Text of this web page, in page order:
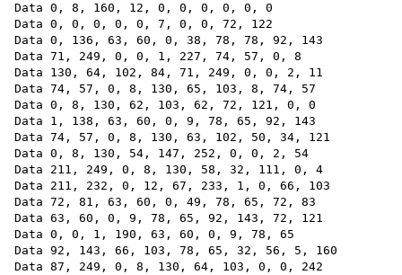
Data 0, 8, 160, 12, 0, 0, 0, 0, 0, 0
Data 0, 0, 0, 0, 0, 7, 0, 0, 72, 122
Data 0, 136, 63, 60, 0, 38, 78, 78, 92, 143
Data 71, 249, 0, 0, 1, 227, 74, 57, 0, 8
Data 130, 64, 102, 84, 71, 249, 0, 0, 2, 11
Data 74, 57, 0, 8, 130, 65, 103, 8, 74, 57
Data 0, 8, 130, 62, 103, 62, 72, 121, 0, 0
Data 1, 138, 63, 60, 0, 9, 78, 65, 92, 143
Data 74, 57, 0, 8, 130, 63, 102, 50, 34, 121
Data 0, 8, 130, 54, 147, 252, 0, 0, 2, 54
Data 211, 249, 0, 8, 130, 58, 32, 111, 0, 4
Data 211, 232, 0, 12, 67, 233, 1, 0, 66, 103
Data 72, 81, 63, 60, 0, 49, 78, 65, 72, 83
Data 63, 60, 0, 9, 78, 65, 92, 143, 72, 121
Data 0, 0, 1, 190, 63, 60, 0, 9, 78, 65
Data 92, 143, 66, 103, 78, 65, 32, 56, 5, 160
Data 87, 249, 0, 8, 130, 64, 103, 0, 0, 242